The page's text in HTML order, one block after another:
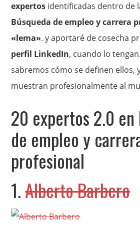
expertos identificadas dentro de
Búsqueda de empleo y carrera
«lema». y aportaré de cosecha
perfil LinkedIn, cuando lo
sabremos cómo se definen ellos,
muestran profesionalmente al
20 expertos 2.0 en
de empleo y
profesional
1.Alberto Barbero